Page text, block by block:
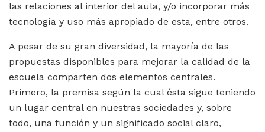
las relaciones al interior del aula, y/o incorporar más
tecnología y uso más apropiado de esta, entre otros.
A pesar de su gran diversidad, la mayoría de las
propuestas disponibles para mejorar la calidad de la
escuela comparten dos elementos centrales.
Primero, la premisa según la cual ésta sigue teniendo
un lugar central en nuestras sociedades y, sobre
todo, una función y un significado social claro,